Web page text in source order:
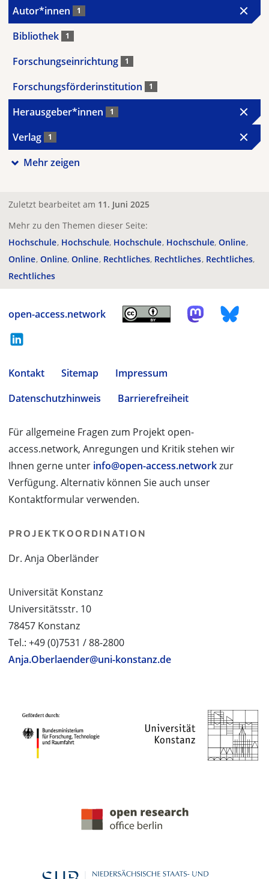
Autor*innen 1
Bibliothek 1
Forschungseinrichtung 1
Forschungsförderinstitution 1
Herausgeber*innen 1
Verlag 1
Mehr zeigen
Zuletzt bearbeitet am 11. Juni 2025
Mehr zu den Themen dieser Seite:
Hochschule Hochschule Hochschule Hochschule Online
Online Online Online Rechtliches Rechtliches Rechtliches
Rechtliches
open-access.network
Kontakt Sitemap
Impressum
Datenschutzhinweis
Barrierefreiheit
Für allgemeine Fragen zum Projekt open-
access.network, Anregungen und Kritik stehen wir
Ihnen gerne unter info@open-access.networkzur
Verfügung. Alternativ können Sie auch unser
Kontaktformular verwenden.
PROJEKTKOORDINATION
Dr. Anja Oberländer
Universität Konstanz
Universitätsstr. 10
78457 Konstanz
Tel.: +49 (0)7531 / 88-2800
Anja.Oberlaender@uni-konstanz.de